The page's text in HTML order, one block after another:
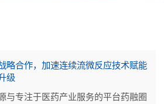
略合作，加速连续流微反应技术赋能
级
与专注于医药产业服务的平台药融圈